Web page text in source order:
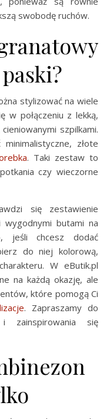
swobodę ruchów.
stylizować na wiele
w połączeniu z lekką,
szpilkami.
złote
. Taki zestaw to
czy wieczorne
się zestawienie
butami na
jeśli chcesz dodać
do niej kolorową,
W eButik.pl
na każdą okazję, ale
które pomogą Ci
. Zapraszamy do
zainspirowania się